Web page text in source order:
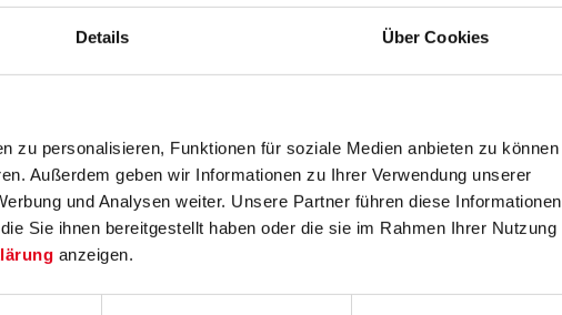
Details Über Cookies
zu personalisieren, Funktionen für soziale Medien anbieten zu können
Außerdem geben wir Informationen zu Ihrer Verwendung unserer
und Analysen weiter. Unsere Partner führen diese Informationen
Sie ihnen bereitgestellt haben oder die sie im Rahmen Ihrer Nutzung
anzeigen.